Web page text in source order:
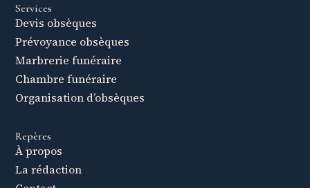
Services
Devis obsèques
Prévoyance obsèques
Marbrerie funéraire
Chambre funéraire
Organisation d’obsèques
Repères
À propos
La rédaction